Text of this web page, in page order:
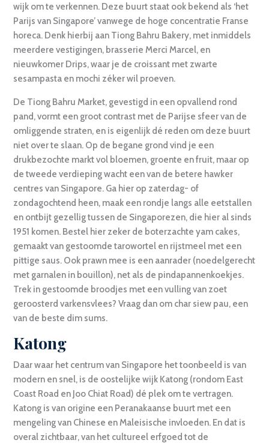
wijk om te verkennen. Deze buurt staat ook bekend als ‘het
Parijs van Singapore’ vanwege de hoge concentratie Franse
horeca. Denk hierbij aan Tiong Bahru Bakery, met inmiddels
meerdere vestigingen, brasserie Merci Marcel, en
nieuwkomer Drips, waar je de croissant met zwarte
sesampasta en mochi zéker wil proeven.
De Tiong Bahru Market, gevestigd in een opvallend rond
pand, vormt een groot contrast met de Parijse sfeer van de
omliggende straten, en is eigenlijk dé reden om deze buurt
niet over te slaan. Op de begane grond vind je een
drukbezochte markt vol bloemen, groente en fruit, maar op
de tweede verdieping wacht een van de betere hawker
centres van Singapore. Ga hier op zaterdag- of
zondagochtend heen, maak een rondje langs alle eetstallen
en ontbijt gezellig tussen de Singaporezen, die hier al sinds
1951 komen. Bestel hier zeker de boterzachte yam cakes,
gemaakt van gestoomde tarowortel en rijstmeel met een
pittige saus. Ook prawn mee is een aanrader (noedelgerecht
met garnalen in bouillon), net als de pindapannenkoekjes.
Trek in gestoomde broodjes met een vulling van zoet
geroosterd varkensvlees? Vraag dan om char siew pau, een
van de beste dim sums.
Katong
Daar waar het centrum van Singapore het toonbeeld is van
modern en snel, is de oostelijke wijk Katong (rondom East
Coast Road en Joo Chiat Road) dé plek om te vertragen.
Katong is van origine een Peranakaanse buurt met een
mengeling van Chinese en Maleisische invloeden. En dat is
overal zichtbaar, van het cultureel erfgoed tot de